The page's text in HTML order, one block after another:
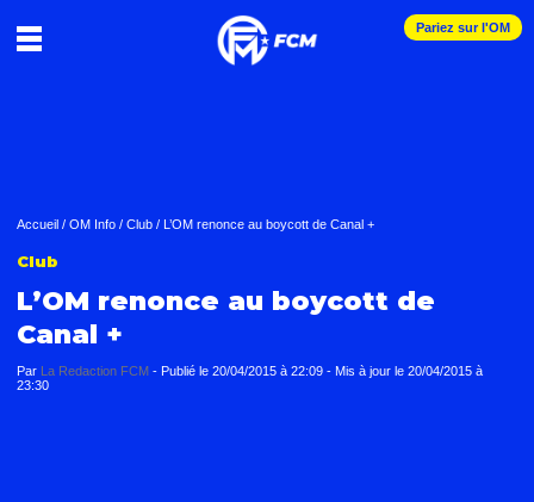
Pariez sur l'OM
Accueil / OM Info / Club / L’OM renonce au boycott de Canal +
Club
L’OM renonce au boycott de
Canal +
Par La Redaction FCM - Publié le 20/04/2015 à 22:09 - Mis à jour le 20/04/2015 à
23:30